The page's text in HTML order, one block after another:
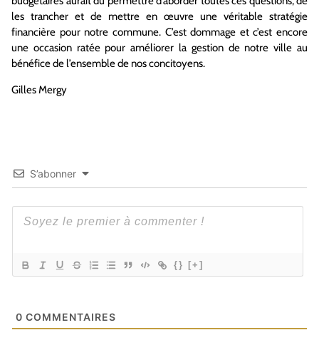
les trancher et de mettre en œuvre une véritable stratégie
financière pour notre commune. C’est dommage et c’est encore
une occasion ratée pour améliorer la gestion de notre ville au
bénéfice de l’ensemble de nos concitoyens.
Gilles Mergy
S’abonner
{} [+]
0 COMMENTAIRES